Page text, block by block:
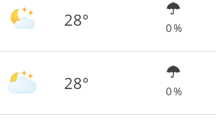
28° 0 %
28° 0 %